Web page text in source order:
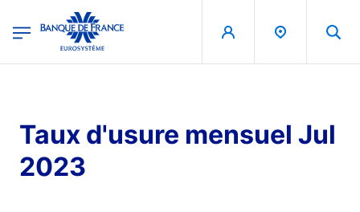
Banque de France - Menu Principal
Taux d'usure mensuel Jul
2023